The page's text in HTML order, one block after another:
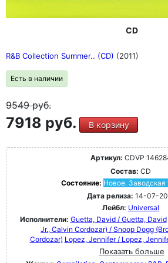
CD
R&B Collection Summer.. (CD) (2011)
Есть в наличии
9549руб.
7918 руб. В корзину
Артикул: CDVP
Состав: CD
Состояние: Новое. Заводская
Дата релиза: 14-07-
Лейбл: Universal
Исполнители: Guetta, David / Guetta, David
Jr., Calvin Cordozar) / Snoop Dogg
Cordozar) Lopez, Jennifer / Lopez,
Показать больше